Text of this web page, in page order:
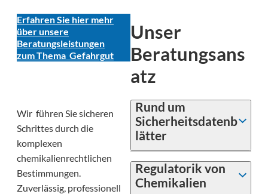
Erfahren Sie hier mehr
über unsere
Beratungsleistungen
zum Thema Gefahrgut
Unser
Beratungsans
atz
Wir führen Sie sicheren
Schrittes durch die
komplexen
chemikalienrechtlichen
Bestimmungen.
Zuverlässig, professionell
Rund um
Sicherheitsdatenb
lätter
Regulatorik von
Chemikalien